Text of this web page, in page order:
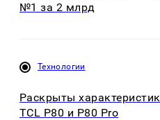
№1 за 2 млрд
Технологии
Раскрыты
TCL P80 и P80 Pro